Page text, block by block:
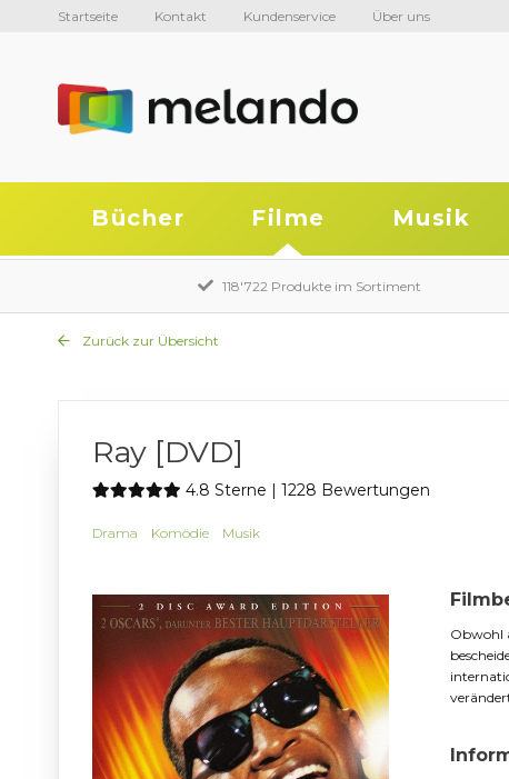
Startseite Kontakt Kundenservice Über uns
Bücher Filme Musik
118'722 Produkte im Sortiment
Zurück zur Übersicht
Ray [DVD]
4.8 Sterne | 1228 Bewertungen
Drama Komödie Musik
Obwohl